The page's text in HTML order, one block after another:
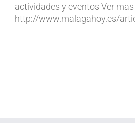
actividades y eventos Ver mas
http://www.malagahoy.es/